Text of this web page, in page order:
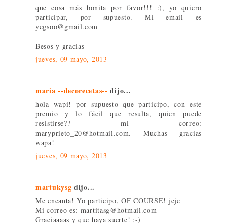
que cosa más bonita por favor!!! :), yo quiero
participar, por supuesto. Mi email es
yegsoo@gmail.com
Besos y gracias
jueves, 09 mayo, 2013
maria --decorecetas-- dijo...
hola wapi! por supuesto que participo, con este
premio y lo fácil que resulta, quien puede
resistirse?? mi correo:
maryprieto_20@hotmail.com. Muchas gracias
wapa!
jueves, 09 mayo, 2013
martukysg dijo...
Me encanta! Yo participo, OF COURSE! jeje
Mi correo es: martitasg@hotmail.com
Graciaaaas y que haya suerte! ;-)